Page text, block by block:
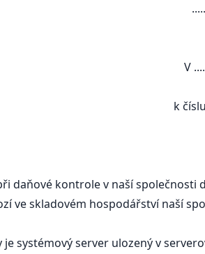
jednacímu:
daňové kontrole v naší
ve skladovém hospodářství naší
systémový server ulozený v